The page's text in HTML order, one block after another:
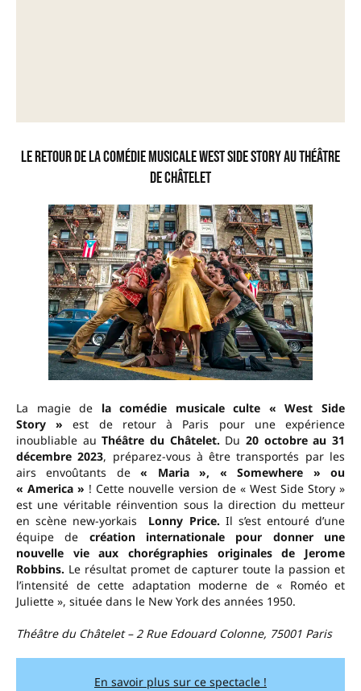
Le retour de la Comédie Musicale West Side Story au Théâtre
de Châtelet
La magie de la comédie musicale culte « West Side
Story » est de retour à Paris pour une expérience
inoubliable auThéâtre du Châtelet. Du20 octobre au 31
décembre 2023, préparez-vous à être transportés par les
airs envoûtants de« Maria », « Somewhere » ou
« America » ! Cette nouvelle version de « West Side Story »
est une véritable réinvention sous la direction du metteur
en scène new-yorkais Lonny Price. Il s’est entouré d’une
équipe de création internationale pour donner une
nouvelle vie aux chorégraphies originales de Jerome
Robbins. Le résultat promet de capturer toute la passion et
l’intensité de cette adaptation moderne de « Roméo et
Juliette », située dans le New York des années 1950.
Théâtre du Châtelet – 2 Rue Edouard Colonne, 75001 Paris
En savoir plus sur ce spectacle !